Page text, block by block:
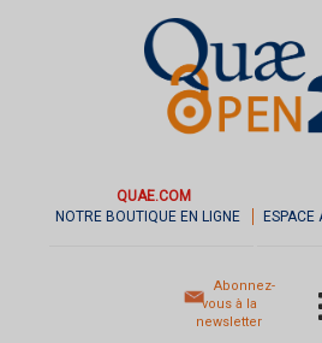
QUAE.COM
NOTRE BOUTIQUE EN LIGNE
ESPACE
Abonnez-
vous à la
newsletter